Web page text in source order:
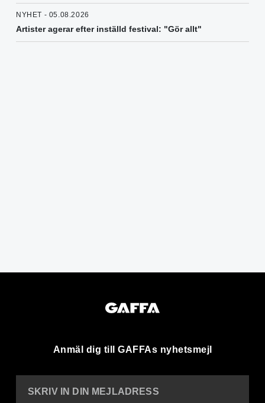
NYHET - 05.08.2026
Artister agerar efter inställd festival: "Gör allt"
Anmäl dig till GAFFAs nyhetsmejl
SKRIV IN DIN MEJLADRESS